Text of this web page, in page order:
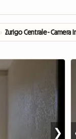
› Zurigo Centrale - Camera
❯